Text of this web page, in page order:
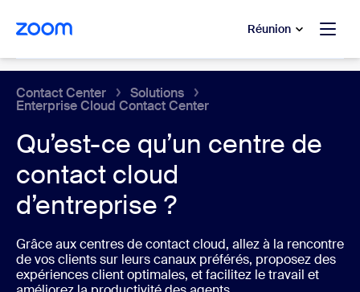
contenu principal
au chat d’aide Réunion
Contact Center Solutions
Enterprise Cloud Contact Center
Qu’est-ce qu’un centre de
contact cloud
d’entreprise ?
Grâce aux centres de contact cloud, allez à la rencontre
de vos clients sur leurs canaux préférés, proposez des
expériences client optimales, et facilitez le travail et